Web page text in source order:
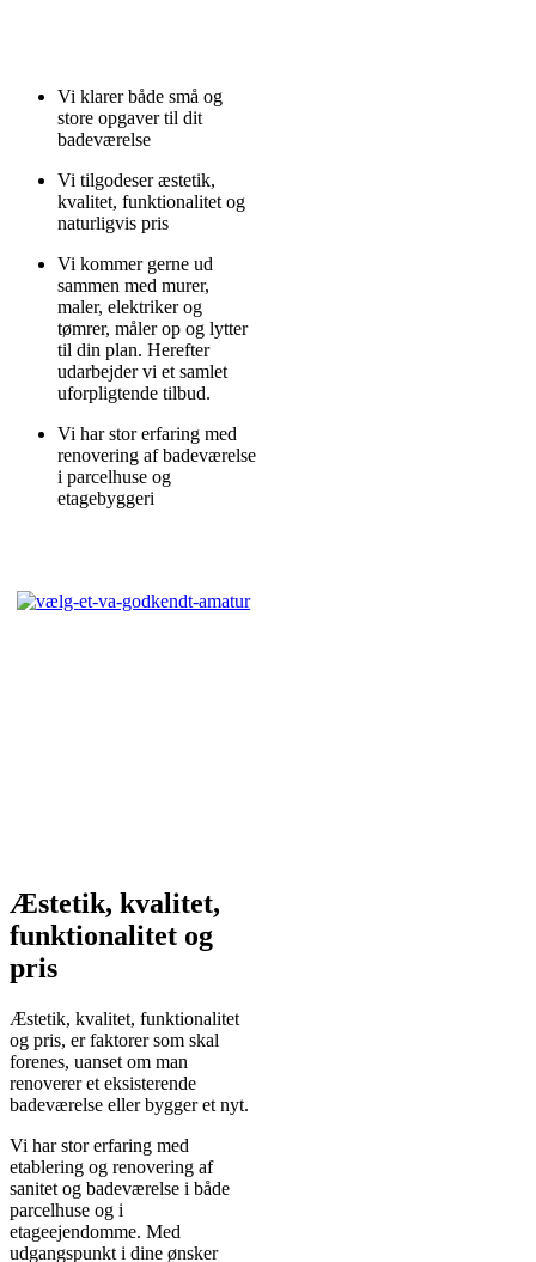
Vi klarer både små og
store opgaver til dit
badeværelse
Vi tilgodeser æstetik,
kvalitet, funktionalitet og
naturligvis pris
Vi kommer gerne ud
sammen med murer,
maler, elektriker og
tømrer, måler op og lytter
til din plan. Herefter
udarbejder vi et samlet
uforpligtende tilbud.
Vi har stor erfaring med
renovering af badeværelse
i parcelhuse og
etagebyggeri
Æstetik, kvalitet,
funktionalitet og
pris
Æstetik, kvalitet, funktionalitet
og pris, er faktorer som skal
forenes, uanset om man
renoverer et eksisterende
badeværelse eller bygger et nyt.
Vi har stor erfaring med
etablering og renovering af
sanitet og badeværelse i både
parcelhuse og i
etageejendomme. Med
udgangspunkt i dine ønsker